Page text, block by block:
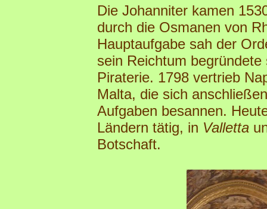
Die Johanniter kamen
durch die Osmanen von
Hauptaufgabe sah der
sein Reichtum
Piraterie. 1798 vertrieb
Malta, die sich
Aufgaben besannen.
Ländern tätig, in Valletta
Botschaft.